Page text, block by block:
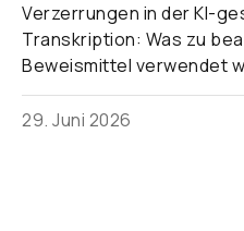
Verzerrungen in der KI-
Transkription: Was zu
Beweismittel verwendet
29. Juni 2026